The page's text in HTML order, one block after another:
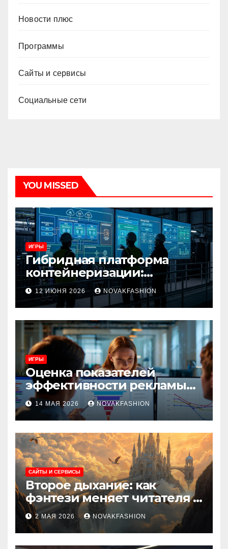
Новости плюс
Программы
Сайты и сервисы
Социальные сети
YOU MISSED
ИГРЫ
Гибридная платформа
контейнеризации:
архитектура, особенности
и сценарии использования
12 ИЮНЯ 2026 NOVAKFASHION
ИГРЫ
Оценка показателей
эффективности рекламы
при атрибуции
множественных точек
касания
14 МАЯ 2026 NOVAKFASHION
САЙТЫ И СЕРВИСЫ
Второе дыхание: как
фэнтези меняет читателя и
культуру
2 МАЯ 2026 NOVAKFASHION